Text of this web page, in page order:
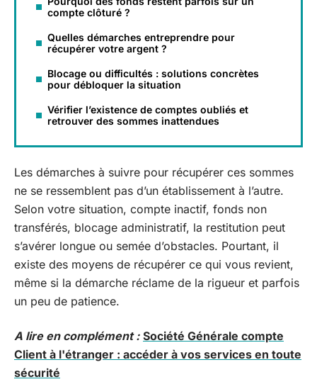
compte clôturé ?
Quelles démarches entreprendre pour
récupérer votre argent ?
Blocage ou difficultés : solutions concrètes
pour débloquer la situation
Vérifier l’existence de comptes oubliés et
retrouver des sommes inattendues
Les démarches à suivre pour récupérer ces sommes
ne se ressemblent pas d’un établissement à l’autre.
Selon votre situation, compte inactif, fonds non
transférés, blocage administratif, la restitution peut
s’avérer longue ou semée d’obstacles. Pourtant, il
existe des moyens de récupérer ce qui vous revient,
même si la démarche réclame de la rigueur et parfois
un peu de patience.
A lire en complément : Société Générale compte
Client à l'étranger : accéder à vos services en toute
sécurité